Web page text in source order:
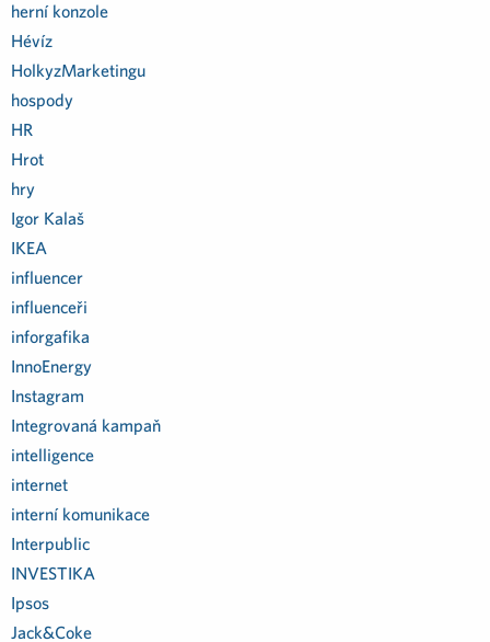
herní konzole
Hévíz
HolkyzMarketingu
hospody
HR
Hrot
hry
Igor Kalaš
IKEA
influencer
influenceři
inforgafika
InnoEnergy
Instagram
Integrovaná kampaň
intelligence
internet
interní komunikace
Interpublic
INVESTIKA
Ipsos
Jack&Coke